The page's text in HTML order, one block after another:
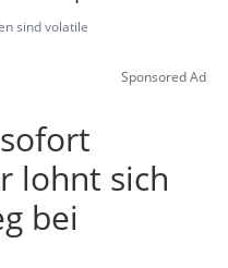
sind volatile
Sponsored Ad
lohnt sich
bei